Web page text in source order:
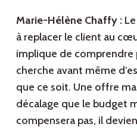
Marie-Hélène Chaffy :Le
à replacer le client au
implique de comprendre
cherche avant même
que ce soit. Une offre
décalage que le budget
compensera pas, il